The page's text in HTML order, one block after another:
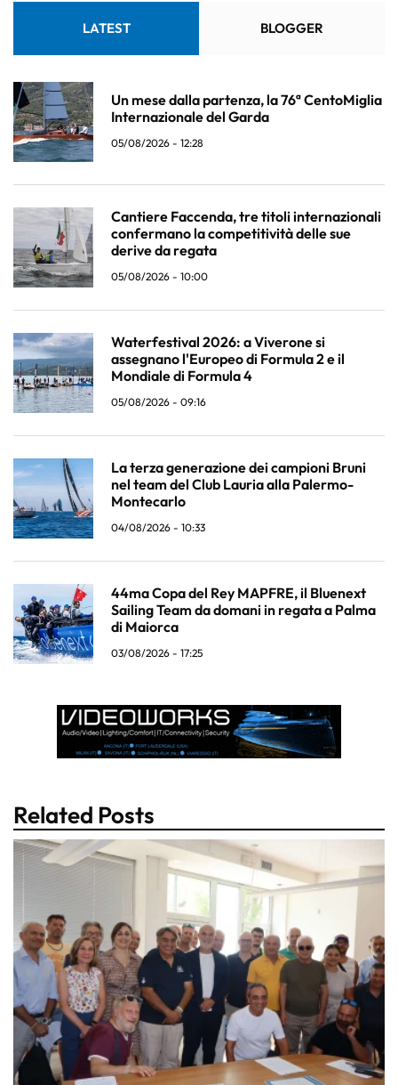
LATEST BLOGGER
Un mese dalla partenza, la 76ª CentoMiglia
Internazionale del Garda
05/08/2026 - 12:28
Cantiere Faccenda, tre titoli internazionali
confermano la competitività delle sue
derive da regata
05/08/2026 - 10:00
Waterfestival 2026: a Viverone si
assegnano l'Europeo di Formula 2 e il
Mondiale di Formula 4
05/08/2026 - 09:16
La terza generazione dei campioni Bruni
nel team del Club Lauria alla Palermo-
Montecarlo
04/08/2026 - 10:33
44ma Copa del Rey MAPFRE, il Bluenext
Sailing Team da domani in regata a Palma
di Maiorca
03/08/2026 - 17:25
Related Posts